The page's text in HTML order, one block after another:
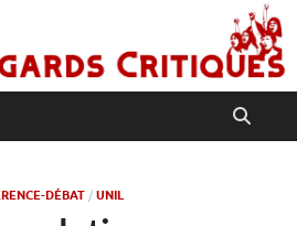
DÉBAT / UNIL